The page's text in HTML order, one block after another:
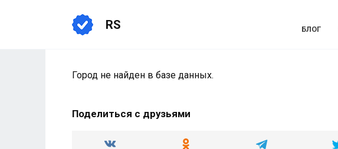
RS БЛОГ
Город не найден в базе данных.
Поделиться с друзьями